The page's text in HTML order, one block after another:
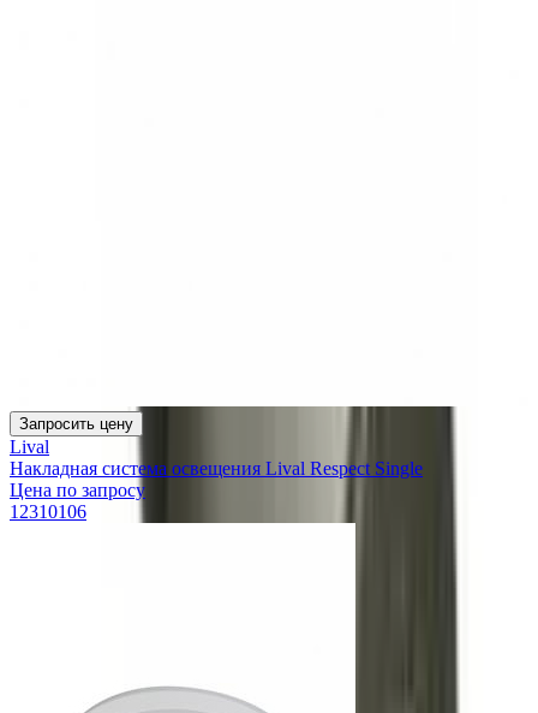
Запросить цену
Lival
Накладная система освещения Lival Respect Single
Цена по запросу
12310106